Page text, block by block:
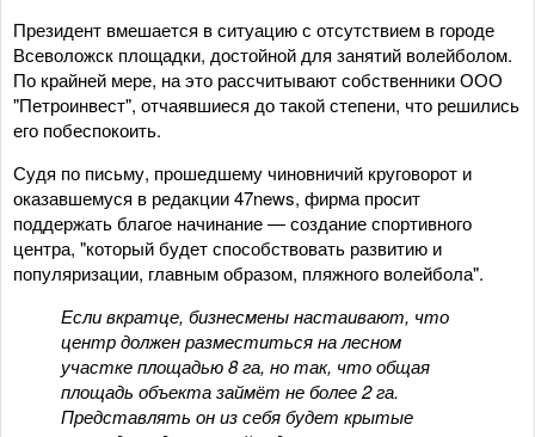
Президент вмешается в ситуацию с отсутствием в городе
Всеволожск площадки, достойной для занятий волейболом.
По крайней мере, на это рассчитывают собственники ООО
"Петроинвест", отчаявшиеся до такой степени, что решились
его побеспокоить.
Судя по письму, прошедшему чиновничий круговорот и
оказавшемуся в редакции 47news, фирма просит
поддержать благое начинание — создание спортивного
центра, "который будет способствовать развитию и
популяризации, главным образом, пляжного волейбола".
Если вкратце, бизнесмены настаивают, что
центр должен разместиться на лесном
участке площадью 8 га, но так, что общая
площадь объекта займёт не более 2 га.
Представлять он из себя будет крытые